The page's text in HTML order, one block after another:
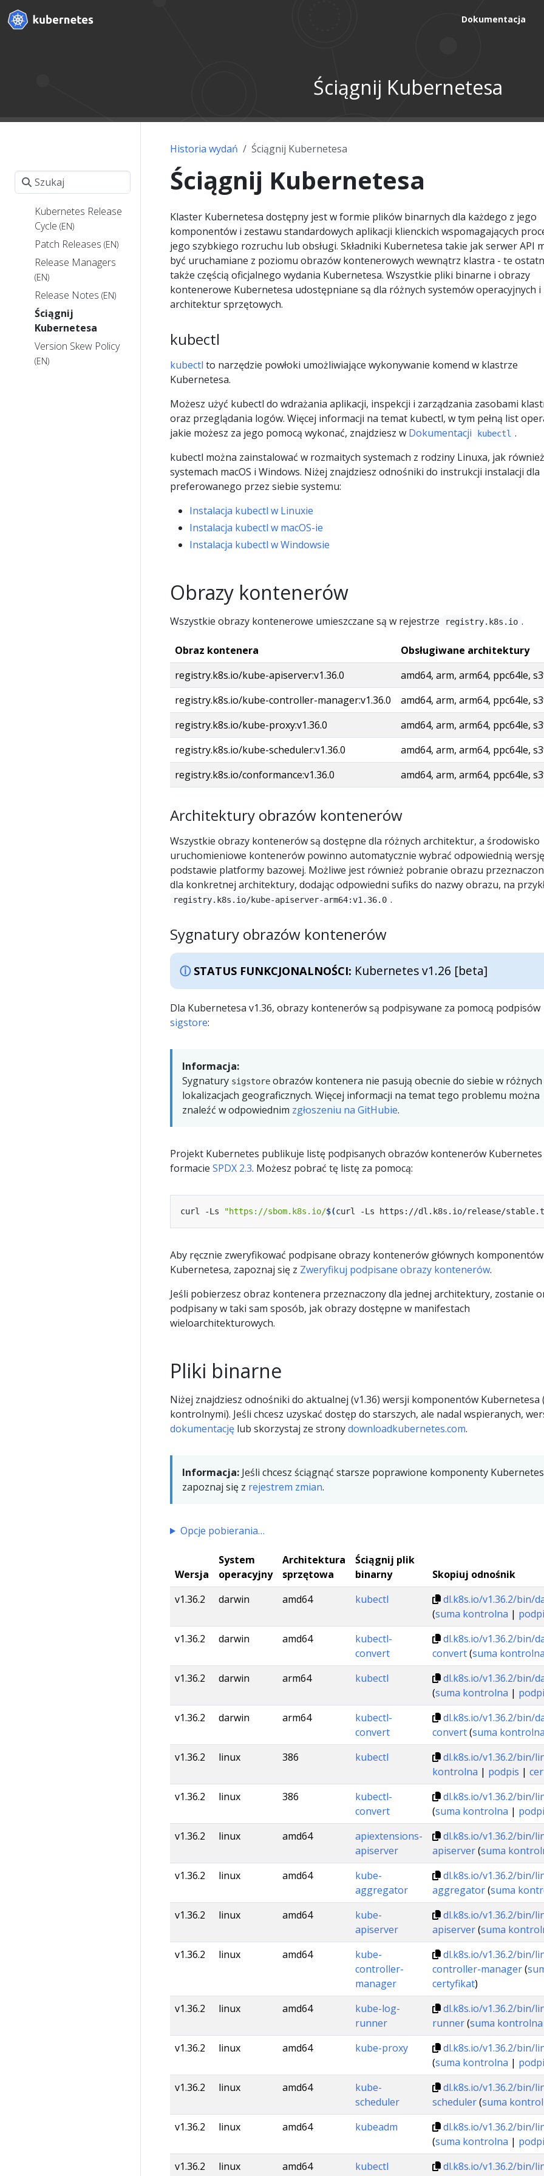
Dokumentacja
Ściągnij Kubernetesa
Kubernetes Release
Cycle (EN)
Patch Releases (EN)
Release Managers
(EN)
Release Notes (EN)
Ściągnij
Kubernetesa
Version Skew Policy
(EN)
Historia wydań Ściągnij Kubernetesa
Ściągnij Kubernetesa
Klaster Kubernetesa dostępny jest w formie plików binarnych dla każdego z jego
komponentów i zestawu standardowych aplikacji klienckich wspomagających
jego szybkiego rozruchu lub obsługi. Składniki Kubernetesa takie jak serwer API
być uruchamiane z poziomu obrazów kontenerowych wewnątrz klastra - te
także częścią oficjalnego wydania Kubernetesa. Wszystkie pliki binarne i obrazy
kontenerowe Kubernetesa udostępniane są dla różnych systemów operacyjnych i
architektur sprzętowych.
kubectl
kubectl to narzędzie powłoki umożliwiające wykonywanie komend w klastrze
Kubernetesa.
Możesz użyć kubectl do wdrażania aplikacji, inspekcji i zarządzania zasobami
oraz przeglądania logów. Więcej informacji na temat kubectl, w tym pełną list
jakie możesz za jego pomocą wykonać, znajdziesz w Dokumentacji kubectl .
kubectl można zainstalować w rozmaitych systemach z rodziny Linuxa, jak
systemach macOS i Windows. Niżej znajdziesz odnośniki do instrukcji instalacji dla
preferowanego przez siebie systemu:
Instalacja kubectl w Linuxie
Instalacja kubectl w macOS-ie
Instalacja kubectl w Windowsie
Obrazy kontenerów
Wszystkie obrazy kontenerowe umieszczane są w rejestrze registry.k8s.io .
Obraz kontenera
Obsługiwane architektury
registry.k8s.io/kube-apiserver:v1.36.0
amd64, arm, arm64, ppc64le,
registry.k8s.io/kube-controller-manager:v1.36.0
amd64, arm, arm64, ppc64le,
registry.k8s.io/kube-proxy:v1.36.0
amd64, arm, arm64, ppc64le,
registry.k8s.io/kube-scheduler:v1.36.0
amd64, arm, arm64, ppc64le,
registry.k8s.io/conformance:v1.36.0
amd64, arm, arm64, ppc64le,
Architektury obrazów kontenerów
Wszystkie obrazy kontenerów są dostępne dla różnych architektur, a środowisko
uruchomieniowe kontenerów powinno automatycznie wybrać odpowiednią
podstawie platformy bazowej. Możliwe jest również pobranie obrazu
dla konkretnej architektury, dodając odpowiedni sufiks do nazwy obrazu, na
registry.k8s.io/kube-apiserver-arm64:v1.36.0 .
Sygnatury obrazów kontenerów
STATUS FUNKCJONALNOŚCI: Kubernetes v1.26 [beta]
Dla Kubernetesa v1.36, obrazy kontenerów są podpisywane za pomocą podpisów
sigstore:
Informacja:
Sygnatury sigstore obrazów kontenera nie pasują obecnie do siebie w różnych
lokalizacjach geograficznych. Więcej informacji na temat tego problemu można
znaleźć w odpowiednim zgłoszeniu na GitHubie.
Projekt Kubernetes publikuje listę podpisanych obrazów kontenerów Kubernetes
formacie SPDX 2.3. Możesz pobrać tę listę za pomocą:
curl -Ls "https://sbom.k8s.io/$(curl -Ls https://dl.k8s.io/release/
Aby ręcznie zweryfikować podpisane obrazy kontenerów głównych komponentów
Kubernetesa, zapoznaj się z Zweryfikuj podpisane obrazy kontenerów.
Jeśli pobierzesz obraz kontenera przeznaczony dla jednej architektury, zostanie
podpisany w taki sam sposób, jak obrazy dostępne w manifestach
wieloarchitekturowych.
Pliki binarne
Niżej znajdziesz odnośniki do aktualnej (v1.36) wersji komponentów Kubernetesa
kontrolnymi). Jeśli chcesz uzyskać dostęp do starszych, ale nadal wspieranych,
dokumentację lub skorzystaj ze stronydownloadkubernetes.com.
Informacja: Jeśli chcesz ściągnąć starsze poprawione komponenty
zapoznaj się z rejestrem zmian.
Opcje pobierania
Wersja
System
operacyjny
Architektura
sprzętowa
Ściągnij plik
binarny
Skopiuj odnośnik
v1.36.2
darwin amd64 kubectl
dl.k8s.io/v1.36.2/bin/
(suma kontrolna |
v1.36.2
darwin amd64
kubectl-
convert
dl.k8s.io/v1.36.2/bin/
convert(suma kontrolna
v1.36.2
darwin arm64 kubectl
dl.k8s.io/v1.36.2/bin/
(suma kontrolna |
v1.36.2
darwin arm64
kubectl-
convert
dl.k8s.io/v1.36.2/bin/
convert(suma kontrolna
v1.36.2
linux 386 kubectl dl.k8s.io/v1.36.2/bin/
kontrolna | podpis |
v1.36.2
linux 386
kubectl-
convert
dl.k8s.io/v1.36.2/bin/
(suma kontrolna |
v1.36.2
linux amd64
apiextensions-
apiserver
dl.k8s.io/v1.36.2/bin/
apiserver(suma
v1.36.2
linux amd64
kube-
aggregator
dl.k8s.io/v1.36.2/bin/
aggregator(suma
v1.36.2
linux amd64
kube-
apiserver
dl.k8s.io/v1.36.2/bin/
apiserver(suma
v1.36.2
linux amd64
kube-
controller-
manager
dl.k8s.io/v1.36.2/bin/
controller-manager(
certyfikat)
v1.36.2
linux amd64
kube-log-
runner
dl.k8s.io/v1.36.2/bin/
runner(suma kontrolna
v1.36.2
linux amd64 kube-proxy
dl.k8s.io/v1.36.2/bin/
(suma kontrolna |
v1.36.2
linux amd64
kube-
scheduler
dl.k8s.io/v1.36.2/bin/
scheduler(suma
v1.36.2
linux amd64 kubeadm
dl.k8s.io/v1.36.2/bin/
(suma kontrolna |
v1.36.2
linux amd64 kubectl dl.k8s.io/v1.36.2/bin/